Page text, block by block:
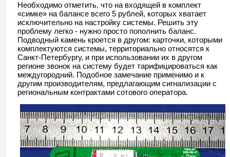
Необходимо отметить, что на входящей в комплект
«симке» на балансе всего 5 рублей, которых хватает
исключительно на настройку системы. Решить эту
проблему легко - нужно просто пополнить баланс.
Подводный камень кроется в другом: карточки, которыми
комплектуются системы, территориально относятся к
Санкт-Петербургу, и при использовании их в другом
регионе звонок на систему будет тарифицироваться как
междугородний. Подобное замечание применимо и к
другим производителям, предлагающим сигнализации с
региональным контрактами сотового оператора.